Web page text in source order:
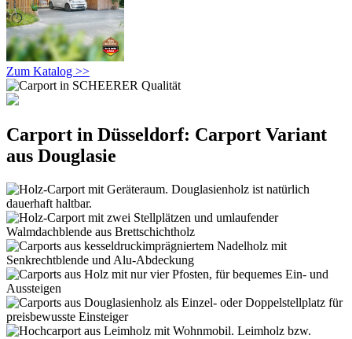
Zum Katalog >>
Carport in Düsseldorf: Carport Variant
aus Douglasie